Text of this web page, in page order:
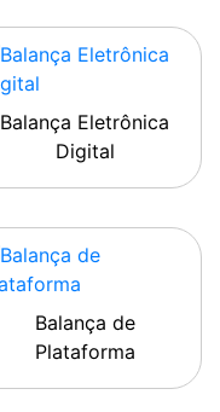
Balança Eletrônica
Digital
Balança de
Plataforma